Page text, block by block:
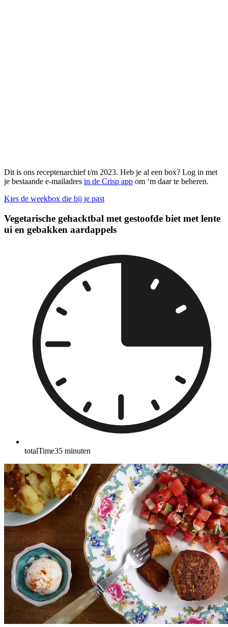
Dit is ons receptenarchief t/m 2023. Heb je al een box? Log in met
je bestaande e-mailadres in de Crisp app om ‘m daar te beheren.
Kies de weekbox die bij je past
Vegetarische gehacktbal met gestoofde biet met lente
ui en gebakken aardappels
totalTime35 minuten